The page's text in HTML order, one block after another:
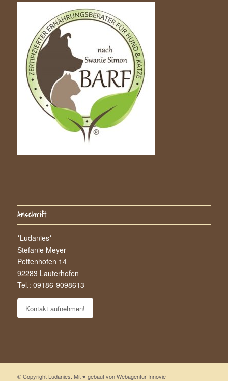
Anschrift
*Ludanies*
Stefanie Meyer
Pettenhofen 14
92283 Lauterhofen
Tel.: 09186-9098613
Kontakt aufnehmen!
© Copyright Ludanies. Mit ♥ gebaut vonWebagentur Innovie